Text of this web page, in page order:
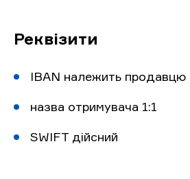
Реквізити
IBAN належить продавцю
назва отримувача 1:1
SWIFT дійсний